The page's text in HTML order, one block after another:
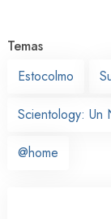
Temas
Estocolmo
Scientology: Un
@home